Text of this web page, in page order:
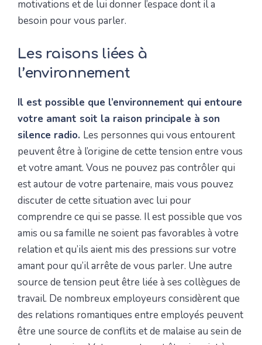
motivations et de lui donner l’espace dont il a
besoin pour vous parler.
Les raisons liées à
l’environnement
Il est possible que l’environnement qui entoure
votre amant soit la raison principale à son
silence radio. Les personnes qui vous entourent
peuvent être à l’origine de cette tension entre vous
et votre amant. Vous ne pouvez pas contrôler qui
est autour de votre partenaire, mais vous pouvez
discuter de cette situation avec lui pour
comprendre ce qui se passe. Il est possible que vos
amis ou sa famille ne soient pas favorables à votre
relation et qu’ils aient mis des pressions sur votre
amant pour qu’il arrête de vous parler. Une autre
source de tension peut être liée à ses collègues de
travail. De nombreux employeurs considèrent que
des relations romantiques entre employés peuvent
être une source de conflits et de malaise au sein de